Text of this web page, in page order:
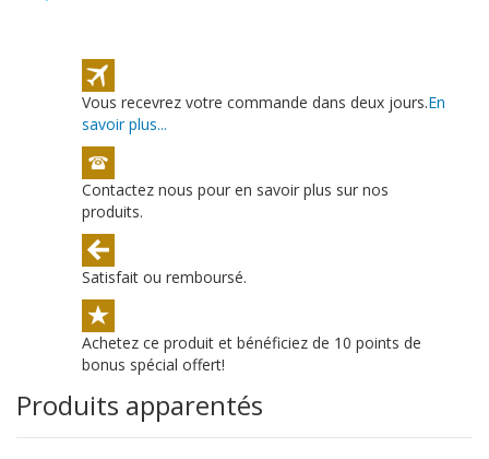
Vous recevrez votre commande dans deux jours.En
savoir plus...
Contactez nous pour en savoir plus sur nos
produits.
Satisfait ou remboursé.
Achetez ce produit et bénéficiez de 10 points de
bonus spécial offert!
Produits apparentés